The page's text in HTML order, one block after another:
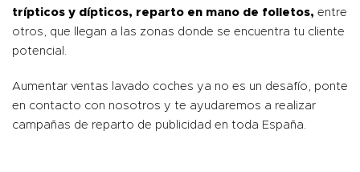
trípticos y dípticos, reparto en mano de folletos, entre
otros, que llegan a las zonas donde se encuentra tu cliente
potencial.
Aumentar ventas lavado coches ya no es un desafío, ponte
en contacto con nosotros y te ayudaremos a realizar
campañas de reparto de publicidad en toda España.